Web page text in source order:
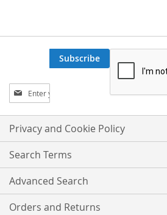
Sign
Up
for
Our
Newsletter:
Subscribe
Privacy and Cookie Policy
Search Terms
Advanced Search
Orders and Returns